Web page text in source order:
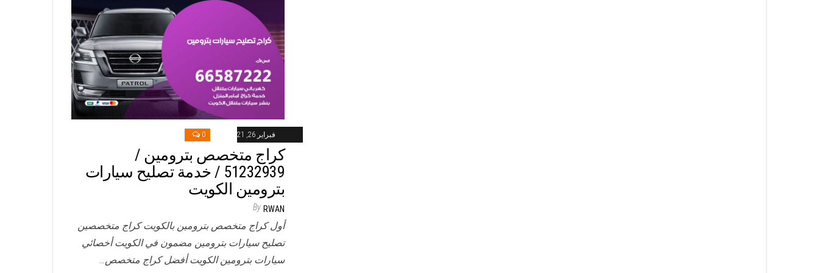
فبراير 26, 2021 0
كراج متخصص بترومين /
51232939‬ / خدمة تصليح سيارات
بترومين الكويت
By RWAN
أول كراج متخصص بترومين بالكويت كراج متخصصين
تصليح سيارات بترومين مضمون في الكويت أخصائي
سيارات بترومين الكويت أفضل كراج متخصص…